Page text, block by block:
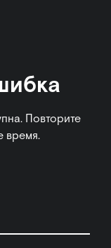
Повторите
время.